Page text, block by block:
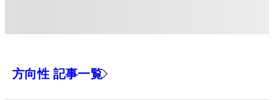
方向性 記事一覧